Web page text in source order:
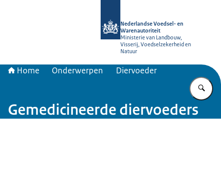
Nederlandse Voedsel- en
Warenautoriteit
Ministerie van Landbouw,
Visserij, Voedselzekerheid en
Natuur
Home Onderwerpen Diervoeder
Gemedicineerde diervoeders